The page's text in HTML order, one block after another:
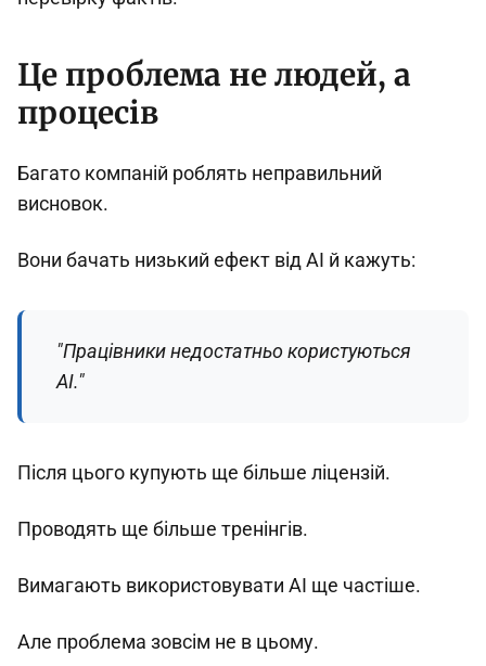
Це проблема не людей, а
процесів
Багато компаній роблять неправильний
висновок.
Вони бачать низький ефект від AI й кажуть:
"Працівники недостатньо користуються
AI."
Після цього купують ще більше ліцензій.
Проводять ще більше тренінгів.
Вимагають використовувати AI ще частіше.
Але проблема зовсім не в цьому.